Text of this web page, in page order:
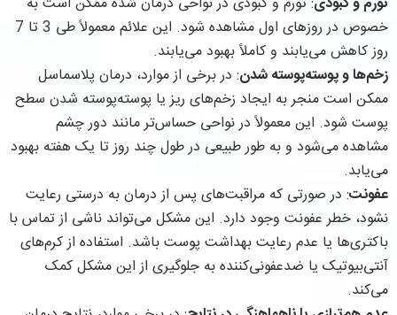
خصوص در روزهای اول مشاهده شود. این علائم معمولاً طی 3 تا 7
روز کاهش می‌یابند و کاملاً بهبود می‌یابند.
زخم‌ها و پوسته‌پوسته شدن: در برخی از موارد، درمان پلاسماسل
ممکن است منجر به ایجاد زخم‌های ریز یا پوسته‌پوسته شدن سطح
پوست شود. این معمولاً در نواحی حساس‌تر مانند دور چشم
مشاهده می‌شود و به طور طبیعی در طول چند روز تا یک هفته بهبود
می‌یابد.
عفونت: در صورتی که مراقبت‌های پس از درمان به درستی رعایت
نشود، خطر عفونت وجود دارد. این مشکل می‌تواند ناشی از تماس با
باکتری‌ها یا عدم رعایت بهداشت پوست باشد. استفاده از کرم‌های
آنتی‌بیوتیک یا ضدعفونی‌کننده به جلوگیری از این مشکل کمک
می‌کند.